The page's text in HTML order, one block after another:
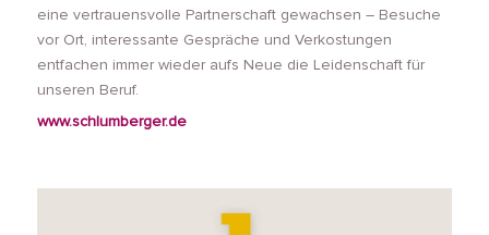
eine vertrauensvolle Partnerschaft gewachsen – Besuche
vor Ort, interessante Gespräche und Verkostungen
entfachen immer wieder aufs Neue die Leidenschaft für
unseren Beruf.
www.schlumberger.de